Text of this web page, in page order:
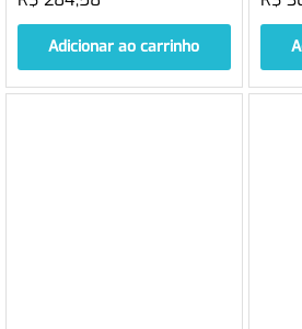
Adicionar ao carrinho